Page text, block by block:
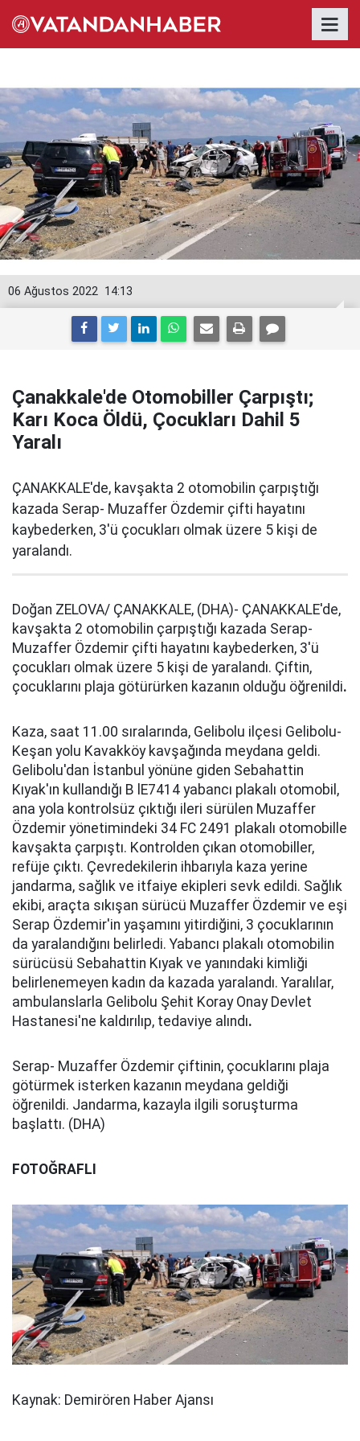
14:13
06 Ağustos 2022
Çanakkale'de Otomobiller Çarpıştı;
Karı Koca Öldü, Çocukları Dahil 5
Yaralı
ÇANAKKALE'de, kavşakta 2 otomobilin çarpıştığı
kazada Serap- Muzaffer Özdemir çifti hayatını
kaybederken, 3'ü çocukları olmak üzere 5 kişi de
yaralandı.
Doğan ZELOVA/ ÇANAKKALE, (DHA)- ÇANAKKALE'de,
kavşakta 2 otomobilin çarpıştığı kazada Serap-
Muzaffer Özdemir çifti hayatını kaybederken, 3'ü
çocukları olmak üzere 5 kişi de yaralandı. Çiftin,
çocuklarını plaja götürürken kazanın olduğu öğrenildi.
Kaza, saat 11.00 sıralarında, Gelibolu ilçesi Gelibolu-
Keşan yolu Kavakköy kavşağında meydana geldi.
Gelibolu'dan İstanbul yönüne giden Sebahattin
Kıyak'ın kullandığı B lE7414 yabancı plakalı otomobil,
ana yola kontrolsüz çıktığı ileri sürülen Muzaffer
Özdemir yönetimindeki 34 FC 2491 plakalı otomobille
kavşakta çarpıştı. Kontrolden çıkan otomobiller,
refüje çıktı. Çevredekilerin ihbarıyla kaza yerine
jandarma, sağlık ve itfaiye ekipleri sevk edildi. Sağlık
ekibi, araçta sıkışan sürücü Muzaffer Özdemir ve eşi
Serap Özdemir'in yaşamını yitirdiğini, 3 çocuklarının
da yaralandığını belirledi. Yabancı plakalı otomobilin
sürücüsü Sebahattin Kıyak ve yanındaki kimliği
belirlenemeyen kadın da kazada yaralandı. Yaralılar,
ambulanslarla Gelibolu Şehit Koray Onay Devlet
Hastanesi'ne kaldırılıp, tedaviye alındı.
Serap- Muzaffer Özdemir çiftinin, çocuklarını plaja
götürmek isterken kazanın meydana geldiği
öğrenildi. Jandarma, kazayla ilgili soruşturma
başlattı. (DHA)
FOTOĞRAFLI
Kaynak: Demirören Haber Ajansı